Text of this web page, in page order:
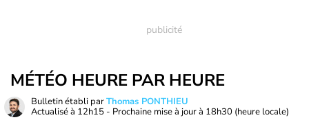
MÉTÉO HEURE PAR HEURE
Bulletin établi parThomas PONTHIEU
Actualisé à 12h15 - Prochaine mise à jour à 18h30 (heure locale)